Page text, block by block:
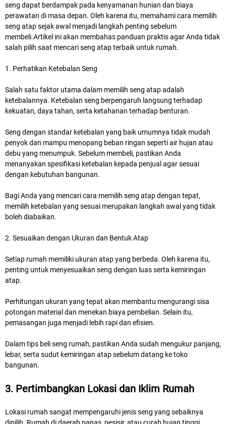
seng dapat berdampak pada kenyamanan hunian dan biaya
perawatan di masa depan. Oleh karena itu, memahami cara memilih
seng atap sejak awal menjadi langkah penting sebelum
membeli.Artikel ini akan membahas panduan praktis agar Anda tidak
salah pilih saat mencari seng atap terbaik untuk rumah.
1. Perhatikan Ketebalan Seng
Salah satu faktor utama dalam memilih seng atap adalah
ketebalannya. Ketebalan seng berpengaruh langsung terhadap
kekuatan, daya tahan, serta ketahanan terhadap benturan.
Seng dengan standar ketebalan yang baik umumnya tidak mudah
penyok dan mampu menopang beban ringan seperti air hujan atau
debu yang menumpuk. Sebelum membeli, pastikan Anda
menanyakan spesifikasi ketebalan kepada penjual agar sesuai
dengan kebutuhan bangunan.
Bagi Anda yang mencari cara memilih seng atap dengan tepat,
memilih ketebalan yang sesuai merupakan langkah awal yang tidak
boleh diabaikan.
2. Sesuaikan dengan Ukuran dan Bentuk Atap
Setiap rumah memiliki ukuran atap yang berbeda. Oleh karena itu,
penting untuk menyesuaikan seng dengan luas serta kemiringan
atap.
Perhitungan ukuran yang tepat akan membantu mengurangi sisa
potongan material dan menekan biaya pembelian. Selain itu,
pemasangan juga menjadi lebih rapi dan efisien.
Dalam tips beli seng rumah, pastikan Anda sudah mengukur panjang,
lebar, serta sudut kemiringan atap sebelum datang ke toko
bangunan.
3. Pertimbangkan Lokasi dan Iklim Rumah
Lokasi rumah sangat mempengaruhi jenis seng yang sebaiknya
dipilih. Rumah di daerah panas, pesisir, atau curah hujan tinggi